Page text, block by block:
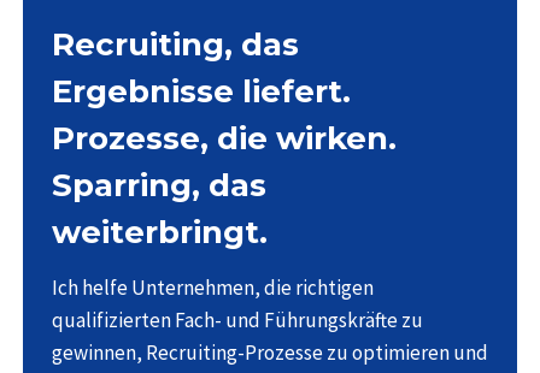
Recruiting, das
Ergebnisse liefert.
Prozesse, die wirken.
Sparring, das
weiterbringt.
Ich helfe Unternehmen, die richtigen
qualifizierten Fach- und Führungskräfte zu
gewinnen, Recruiting-Prozesse zu optimieren und